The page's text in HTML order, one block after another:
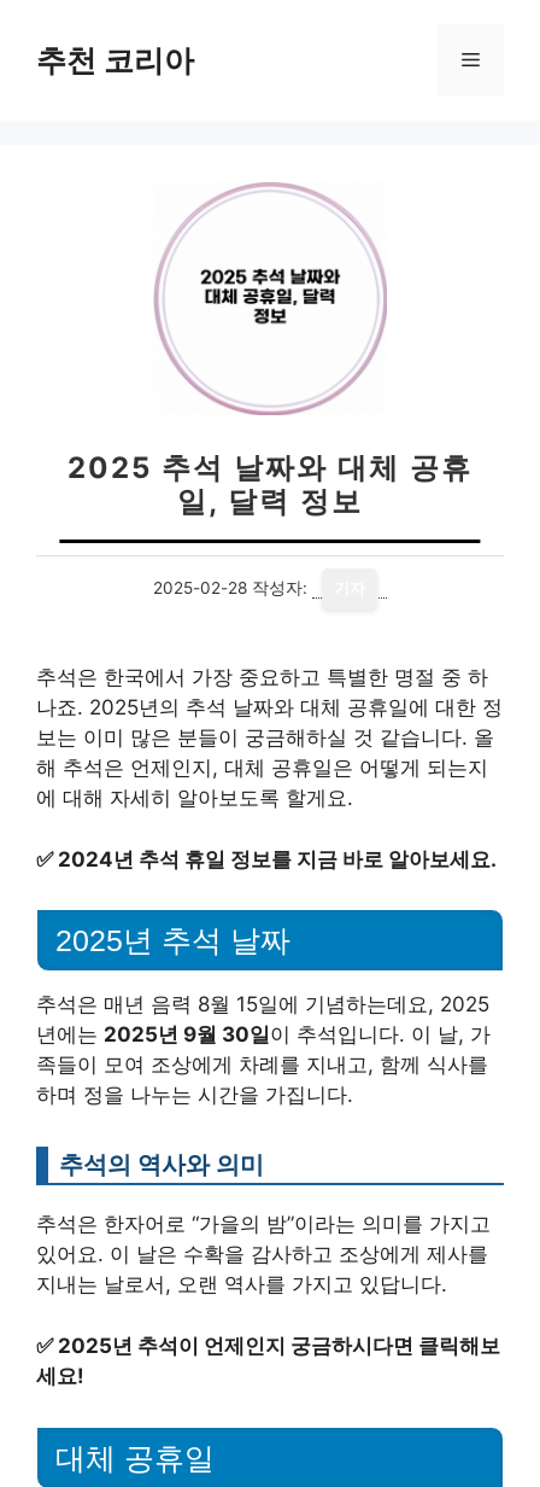
추천 코리아 메
2025 추석 날짜와 대체 공휴
일, 달력 정보
2025-02-28 작성자:
추석은 한국에서 가장 중요하고 특별한 명절 중 하
나죠. 2025년의 추석 날짜와 대체 공휴일에 대한 정
보는 이미 많은 분들이 궁금해하실 것 같습니다. 올
해 추석은 언제인지, 대체 공휴일은 어떻게 되는지
에 대해 자세히 알아보도록 할게요.
✅ 2024년 추석 휴일 정보를 지금 바로 알아보세요.
2025년 추석 날짜
추석은 매년 음력 8월 15일에 기념하는데요, 2025
년에는 2025년 9월 30일이 추석입니다. 이 날, 가
족들이 모여 조상에게 차례를 지내고, 함께 식사를
하며 정을 나누는 시간을 가집니다.
추석의 역사와 의미
추석은 한자어로 “가을의 밤”이라는 의미를 가지고
있어요. 이 날은 수확을 감사하고 조상에게 제사를
지내는 날로서, 오랜 역사를 가지고 있답니다.
✅ 2025년 추석이 언제인지 궁금하시다면 클릭해보
세요!
대체 공휴일